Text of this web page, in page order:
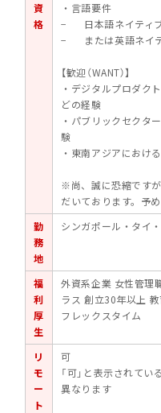
資
格
・言語要件
− 日本語ネイティブ
− または英語ネイテ
【歓迎（WANT）】
・デジタルプロダク
どの経験
・パブリックセクタ
験
・東南アジアにおけ
※尚、誠に恐縮です
だいております。予
勤
務
地
シンガポール・タイ
福
利
厚
生
外資系企業 女性管理
ラス 創立30年以上
フレックスタイム
リ
モ
ー
ト
可
「可」と表示されて
異なります